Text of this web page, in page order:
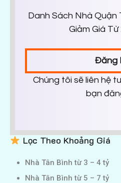
Danh Sách Nhà Quận
Giảm Giá Từ
Đăng
Chúng tôi sẽ liên hệ
bạn
Lọc Theo Khoảng Giá
Nhà Tân Bình từ 3 – 4 tỷ
Nhà Tân Bình từ 5 – 7 tỷ